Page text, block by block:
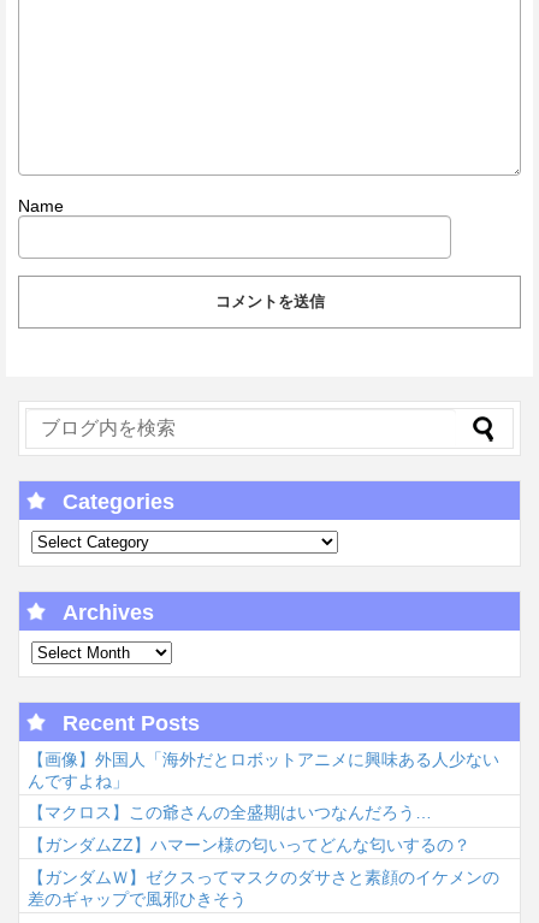
Name
Categories
Archives
Recent Posts
【画像】外国人「海外だとロボットアニメに興味ある人少ない
んですよね」
【マクロス】この爺さんの全盛期はいつなんだろう…
【ガンダムΖΖ】ハマーン様の匂いってどんな匂いするの？
【ガンダムＷ】ゼクスってマスクのダサさと素顔のイケメンの
差のギャップで風邪ひきそう